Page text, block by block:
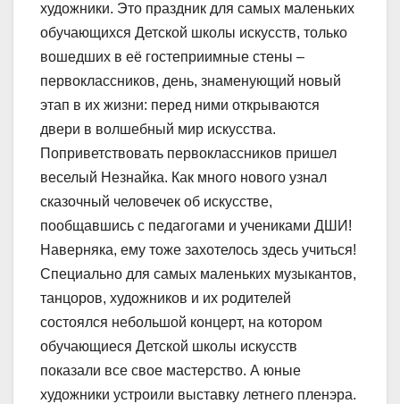
художники. Это праздник для самых маленьких
обучающихся Детской школы искусств, только
вошедших в её гостеприимные стены –
первоклассников, день, знаменующий новый
этап в их жизни: перед ними открываются
двери в волшебный мир искусства.
Поприветствовать первоклассников пришел
веселый Незнайка. Как много нового узнал
сказочный человечек об искусстве,
пообщавшись с педагогами и учениками ДШИ!
Наверняка, ему тоже захотелось здесь учиться!
Специально для самых маленьких музыкантов,
танцоров, художников и их родителей
состоялся небольшой концерт, на котором
обучающиеся Детской школы искусств
показали все свое мастерство. А юные
художники устроили выставку летнего пленэра.